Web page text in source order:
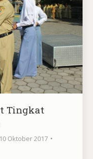
Tingkat
10 Oktober 2017